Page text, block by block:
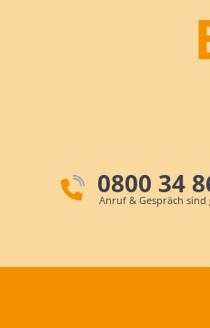
0800 34
Anruf & Gespräch